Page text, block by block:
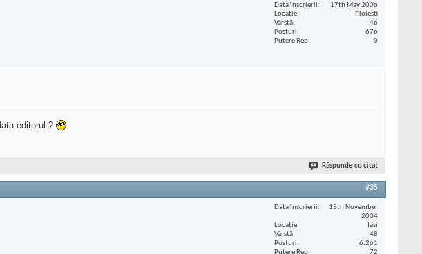
Data înscrierii
17th May 2006
Locaţie
Ploiesti
Vârstă
46
Posturi
676
Putere Rep
0
editorul ?
Răspunde cu citat
#35
Data înscrierii
15th November
2004
Locaţie
Iasi
Vârstă
48
Posturi
6.261
Putere Rep
72